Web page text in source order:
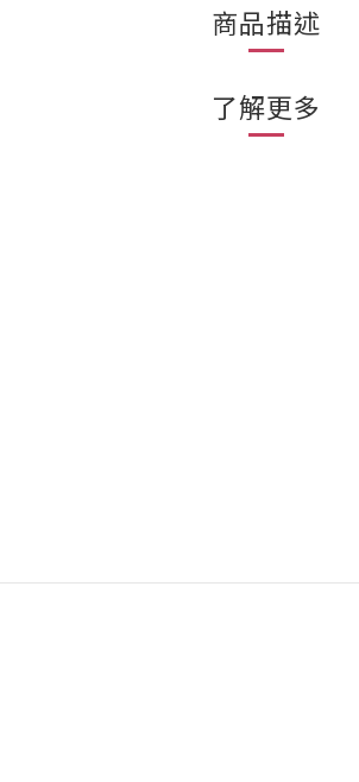
商品描述
了解更多